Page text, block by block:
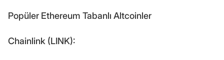
Popüler Ethereum Tabanlı Altcoinler
Chainlink (LINK):